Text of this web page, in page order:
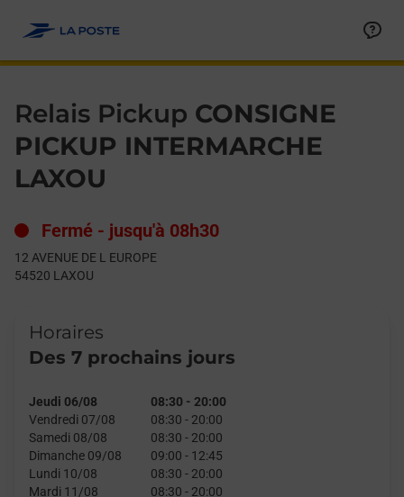
Relais Pickup CONSIGNE
PICKUP INTERMARCHE
LAXOU
Fermé - jusqu'à 08h30
12 AVENUE DE L EUROPE
54520 LAXOU
Horaires
Des 7 prochains jours
Jeudi 06/08 08:30 - 20:00
Vendredi 07/08
08:30 - 20:00
Samedi 08/08
08:30 - 20:00
Dimanche 09/08
09:00 - 12:45
Lundi 10/08
08:30 - 20:00
Mardi 11/08
08:30 - 20:00